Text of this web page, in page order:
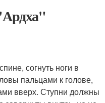
согнуть ноги в
пальцами к голове,
вверх. Ступни должны